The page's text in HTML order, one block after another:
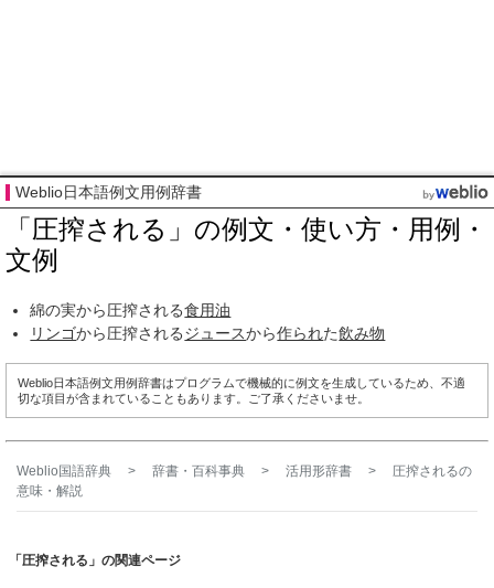
Weblio日本語例文用例辞書
「圧搾される」の例文・使い方・用例・
文例
綿の実から圧搾される食用油
リンゴから圧搾されるジュースから作られた飲み物
Weblio日本語例文用例辞書はプログラムで機械的に例文を生成しているため、不適
切な項目が含まれていることもあります。ご了承くださいませ。
Weblio国語辞典 > 辞書・百科事典 > 活用形辞書 > 圧搾されるの
意味・解説
「圧搾される」の関連ページ